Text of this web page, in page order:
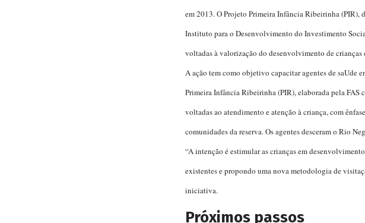
em 2013. O Projeto Primeira Infância Ribeirinha (PIR),
Instituto para o Desenvolvimento do Investimento
voltadas à valorização do desenvolvimento de crianças
A ação tem como objetivo capacitar agentes de
Primeira Infância Ribeirinha (PIR), elaborada pela FAS
voltadas ao atendimento e atenção à criança, com
comunidades da reserva. Os agentes desceram o Rio
“A intenção é estimular as crianças em
existentes e propondo uma nova metodologia de
iniciativa.
Próximos passos